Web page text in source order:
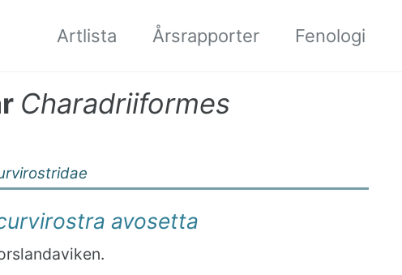
Artlista Årsrapporter Fenologi
Charadriiformes
avosetta